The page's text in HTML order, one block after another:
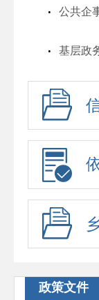
公共企
基层政
政策文件